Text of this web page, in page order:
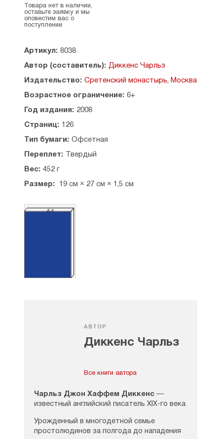
настоящего издания были исправлены самые
явные ошибки, однако мы стремились не менять
стиль этого чрезвычайно личного документа.
Товара нет в наличии,
оставьте заявку и мы
оповестим вас о
поступлении
Артикул: 8038
Автор (составитель): Диккенс Чарльз
Издательство: Сретенский монастырь, Москва
Возрастное ограничение: 6+
Год издания: 2008
Страниц: 126
Тип бумаги: Офсетная
Переплет: Твердый
Вес: 452 г
Размер: 19 см × 27 см × 1,5 см
А4
АВТОР
Диккенс Чарльз
Все книги автора
Чарльз Джон Хаффем Диккенс—
известный английский писатель XIX-го века.
Урожденный в многодетной семье
простолюдинов за полгода до нападения